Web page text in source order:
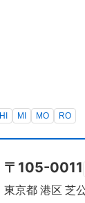
HI MI MO RO
〒 105-0011
東京都 港区 芝